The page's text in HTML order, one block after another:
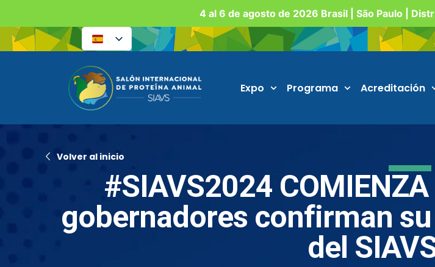
4 al 6 de agosto de 2026 Brasil | São Paulo |
Expo Programa Acreditación
Volver al inicio
#SIAVS2024
gobernadores confirman
del